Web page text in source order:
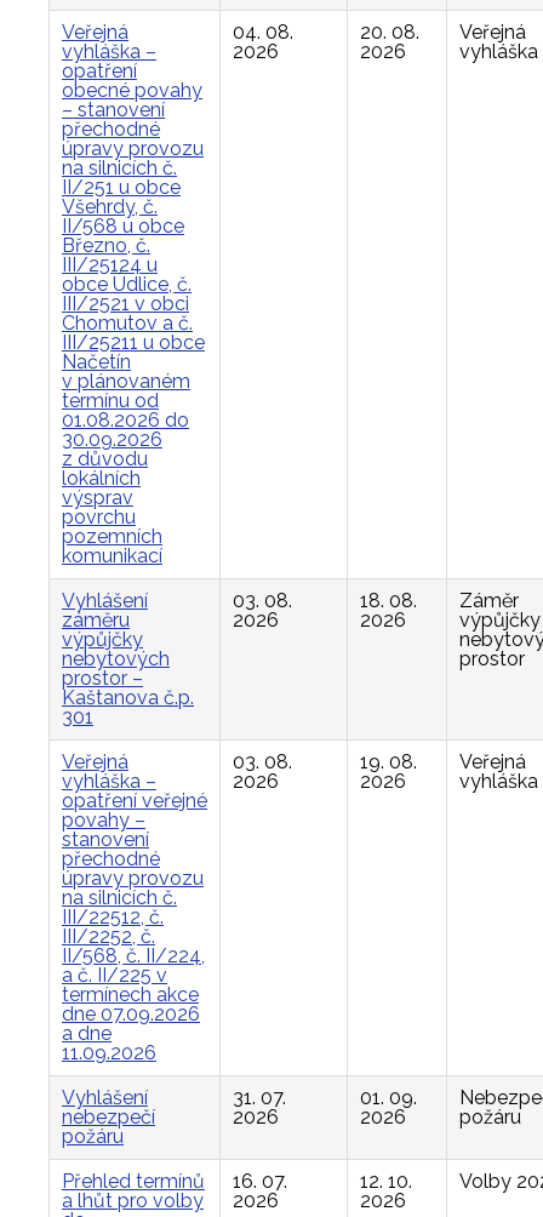
Veřejná
vyhláška –
opatření
obecné povahy
– stanovení
přechodné
úpravy provozu
na silnicích č.
II/251 u obce
Všehrdy, č.
II/568 u obce
Březno, č.
III/25124 u
obce Údlice, č.
III/2521 v obci
Chomutov a č.
III/25211 u obce
Načetín
v plánovaném
termínu od
01.08.2026 do
30.09.2026
z důvodu
lokálních
výsprav
povrchu
pozemních
komunikací
04. 08.
2026
20. 08.
2026
Veřejná
vyhláška
Vyhlášení
záměru
výpůjčky
nebytových
prostor –
Kaštanova č.p.
301
03. 08.
2026
18. 08.
2026
Záměr
výpůjčky
prostor
Veřejná
vyhláška –
opatření veřejné
povahy –
stanovení
přechodné
úpravy provozu
na silnicích č.
III/22512, č.
III/2252, č.
II/568, č. II/224,
a č. II/225 v
termínech akce
dne 07.09.2026
a dne
11.09.2026
03. 08.
2026
19. 08.
2026
Veřejná
vyhláška
Vyhlášení
nebezpečí
požáru
31. 07.
2026
01. 09.
2026
požáru
Přehled termínů
a lhůt pro volby
16. 07.
2026
12. 10.
2026
Volby